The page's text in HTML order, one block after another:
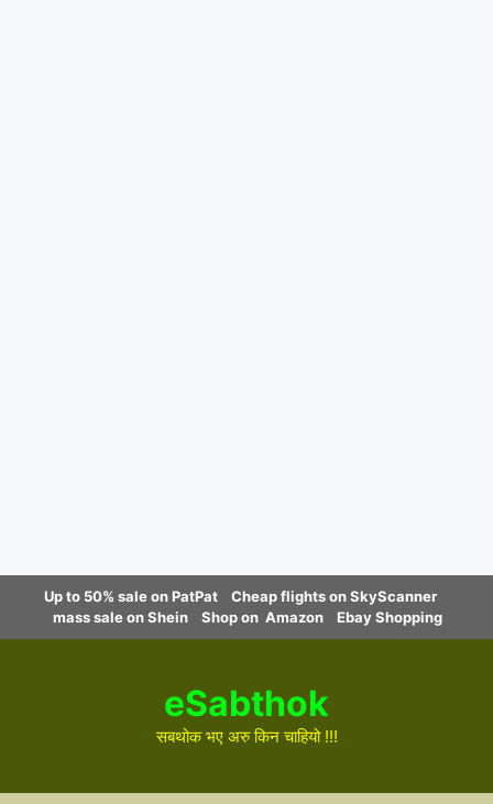
content
Up to 50% sale on PatPat
Cheap flights on SkyScanner
mass sale on Shein
Shop on Amazon Ebay Shopping
eSabthok
सबथोक भए अरु किन चाहियो !!!